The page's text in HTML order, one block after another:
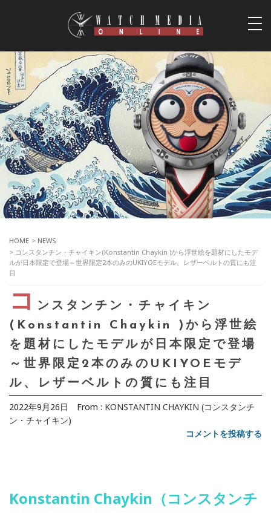
HOME > NEWS
> コンスタンチン・チャイキン(Konstantin Chaykin )から浮世絵を題材にしたモデ
ルが日本限定で登場～世界限定2本のみのUKIYOEモデル、レザーベルトの質にも注
目
コ
ンスタンチン・チャイキン
(Konstantin Chaykin )から浮世絵
を題材にしたモデルが日本限定で登場
～世界限定2本のみのUKIYOEモデ
ル、レザーベルトの質にも注目
2022年9月26日 From : KONSTANTIN CHAYKIN (コンスタンチ
ン・チャイキン)
コメントを投稿する
Konstantin Chaykin（コンスタンチ